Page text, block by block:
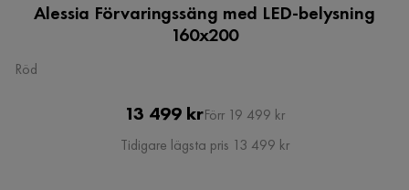
Alessia Förvaringssäng med LED-belysning
160x200
Röd
Pris
13 499 krOriginal
Pris
Förr 19 499 kr
Tidigare lägsta pris 13 499 kr